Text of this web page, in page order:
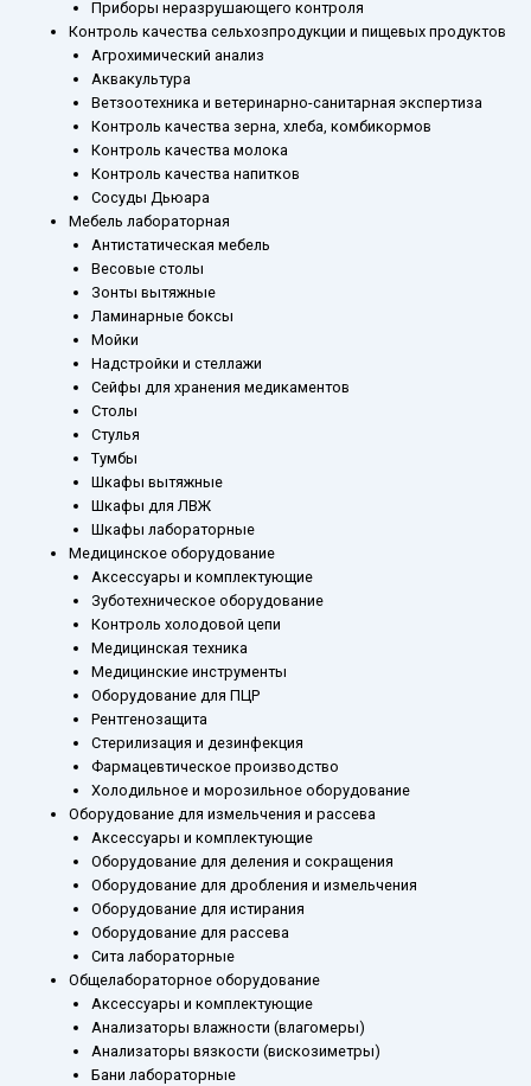
Приборы неразрушающего контроля
Контроль качества сельхозпродукции и пищевых продуктов
Агрохимический анализ
Аквакультура
Ветзоотехника и ветеринарно-санитарная экспертиза
Контроль качества зерна, хлеба, комбикормов
Контроль качества молока
Контроль качества напитков
Сосуды Дьюара
Мебель лабораторная
Антистатическая мебель
Весовые столы
Зонты вытяжные
Ламинарные боксы
Мойки
Надстройки и стеллажи
Сейфы для хранения медикаментов
Столы
Стулья
Тумбы
Шкафы вытяжные
Шкафы для ЛВЖ
Шкафы лабораторные
Медицинское оборудование
Аксессуары и комплектующие
Зуботехническое оборудование
Контроль холодовой цепи
Медицинская техника
Медицинские инструменты
Оборудование для ПЦР
Рентгенозащита
Стерилизация и дезинфекция
Фармацевтическое производство
Холодильное и морозильное оборудование
Оборудование для измельчения и рассева
Аксессуары и комплектующие
Оборудование для деления и сокращения
Оборудование для дробления и измельчения
Оборудование для истирания
Оборудование для рассева
Сита лабораторные
Общелабораторное оборудование
Аксессуары и комплектующие
Анализаторы влажности (влагомеры)
Анализаторы вязкости (вискозиметры)
Бани лабораторные